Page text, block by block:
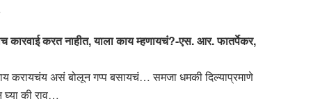
कारवाई करत नाहीत, याला काय म्हणायचं?-एस. आर. फातर्पेकर,
करायचंय असं बोलून गप्प बसायचं… समजा धमकी दिल्याप्रमाणे
की राव…